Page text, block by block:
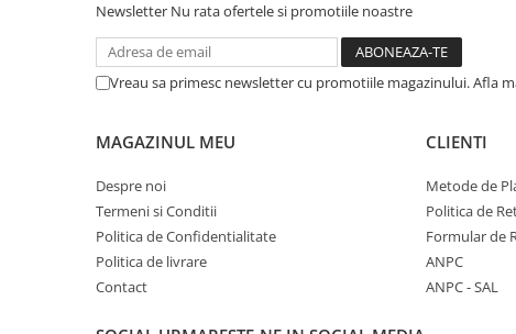
Newsletter Nu rata ofertele si promotiile noastre
Vreau sa primesc newsletter cu promotiile magazinului. Afla
MAGAZINUL MEU
Despre noi
Termeni si Conditii
Politica de Confidentialitate
Politica de livrare
Contact
CLIENTI
Metode de
Politica de
Formular de
ANPC
ANPC - SAL